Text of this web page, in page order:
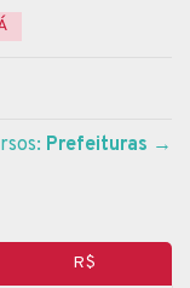
Prefeituras →
R$